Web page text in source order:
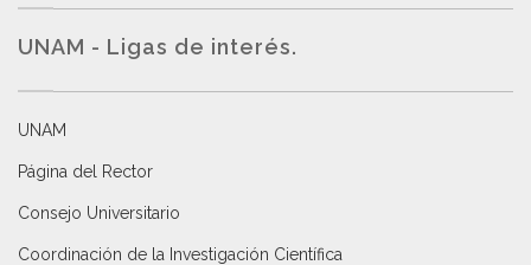
UNAM - Ligas de interés.
UNAM
Página del Rector
Consejo Universitario
Coordinación de la Investigación Científica